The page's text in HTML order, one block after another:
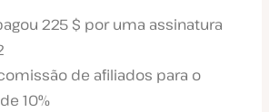
225 $ por uma assinatura
de afiliados para o
10%